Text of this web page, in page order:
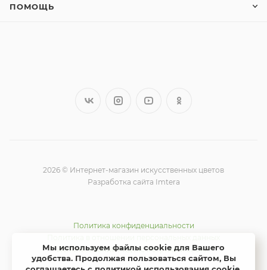
ПОМОЩЬ
2026 © Интернет-магазин искусственных цветов
Разработка сайта Imtera
Политика конфиденциальности
Использование Яндекс метрики и cookie
Мы используем файлы cookie для Вашего
удобства. Продолжая пользоваться сайтом, Вы